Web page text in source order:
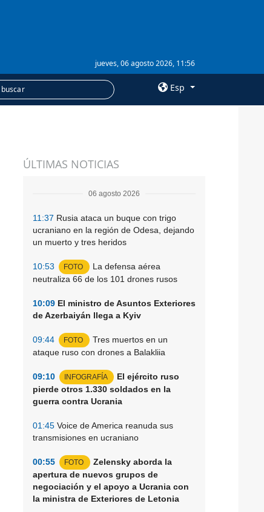
jueves, 06 agosto 2026, 11:56
Esp
Suscripción
ÚLTIMAS NOTICIAS
06 agosto 2026
11:37 Rusia ataca un buque con trigo
ucraniano en la región de Odesa, dejando
un muerto y tres heridos
10:53 FOTO
La defensa aérea
neutraliza 66 de los 101 drones rusos
10:09 El ministro de Asuntos Exteriores
de Azerbaiyán llega a Kyiv
09:44 FOTO
Tres muertos en un
ataque ruso con drones a Balakliia
09:10 INFOGRAFÍA
El ejército ruso
pierde otros 1.330 soldados en la
guerra contra Ucrania
01:45 Voice de America reanuda sus
transmisiones en ucraniano
00:55 FOTO
Zelensky aborda la
apertura de nuevos grupos de
negociación y el apoyo a Ucrania con
la ministra de Exteriores de Letonia